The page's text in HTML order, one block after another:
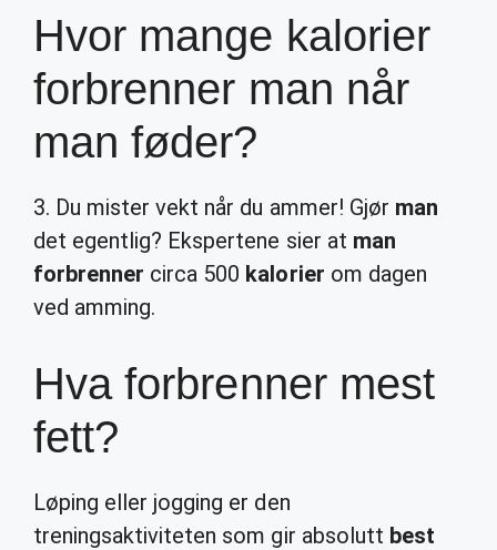
Hvor mange kalorier
forbrenner man når
man føder?
3. Du mister vekt når du ammer! Gjør man
det egentlig? Ekspertene sier at man
forbrenner circa 500 kalorier om dagen
ved amming.
Hva forbrenner mest
fett?
Løping eller jogging er den
treningsaktiviteten som gir absolutt best